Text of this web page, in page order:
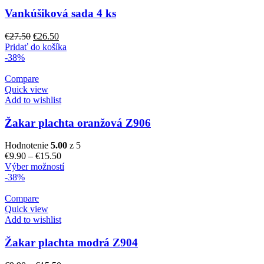
Vankúšiková sada 4 ks
€27.50 Pôvodná
cena
€26.50Aktuálna
cena
Pridať do košíka
-38%
Compare
Quick view
Add to wishlist
Žakar plachta oranžová Z906
Hodnotenie 5.00 z 5
€9.90 – €15.50Price
range:
Výber možnostíTento
môžete
vybrať
-38%
Compare
Quick view
Add to wishlist
Žakar plachta modrá Z904